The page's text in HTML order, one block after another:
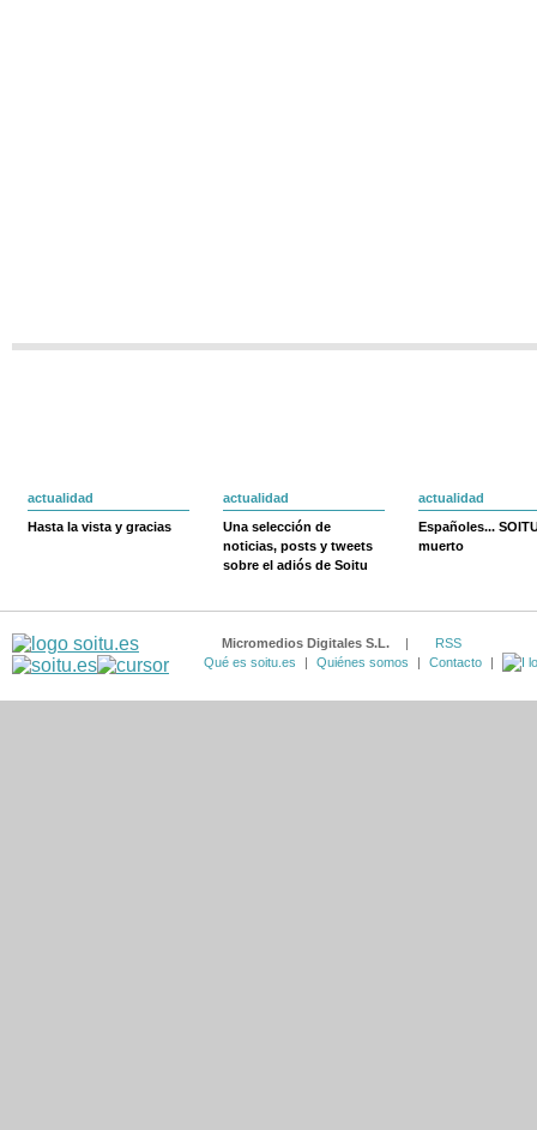
actualidad
Hasta la vista y gracias
actualidad
Una selección de
noticias, posts y tweets
sobre el adiós de Soitu
actualidad
Españoles...
muerto
Micromedios Digitales S.L. |
RSS
Qué es soitu.es
| Quiénes somos | Contacto |